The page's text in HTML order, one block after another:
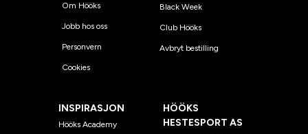
Om Hööks
Jobb hos oss
Personvern
Cookies
Black Week
Club Hööks
Avbryt bestilling
INSPIRASJON
Hööks Academy
HÖÖKS
HESTESPORT AS